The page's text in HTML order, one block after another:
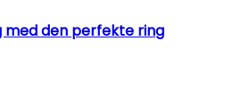
med den perfekte ring